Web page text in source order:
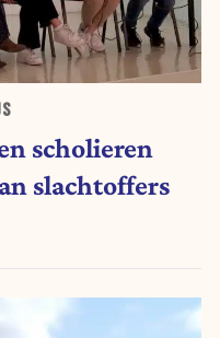
scholieren
slachtoffers